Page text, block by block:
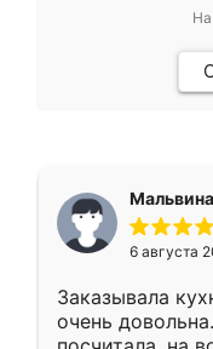
Мальвина
6 августа
Заказывала
очень